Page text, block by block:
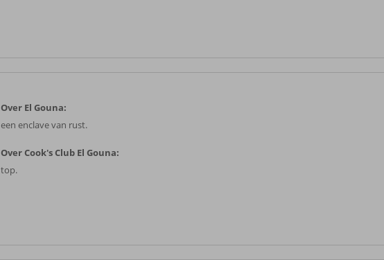
Over El Gouna:
een enclave van rust.
Over Cook's Club El Gouna:
top.